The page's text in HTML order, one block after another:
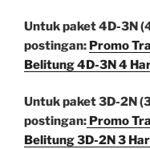
Untuk paket 4D-3N
postingan: Promo
Belitung 4D-3N 4
Untuk paket 3D-2N
postingan: Promo
Belitung 3D-2N 3